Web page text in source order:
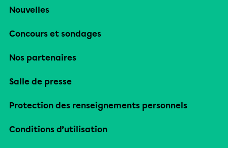
Nouvelles
Concours et sondages
Nos partenaires
Salle de presse
Protection des renseignements personnels
Conditions d’utilisation